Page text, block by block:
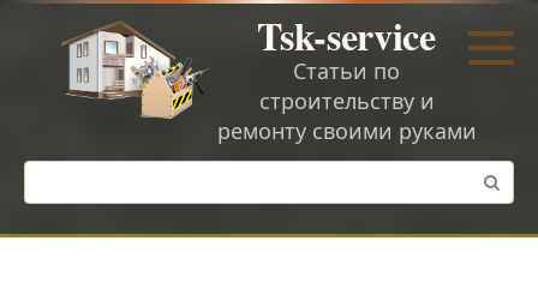
Перейти
Tsk-service
Статьи по
строительству и
ремонту своими руками
Поиск: